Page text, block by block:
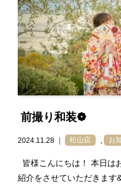
前撮り和装❁
2024.11.28 ｜ 松山店 お
皆様こんにちは！ 本日は
紹介をさせていただきます